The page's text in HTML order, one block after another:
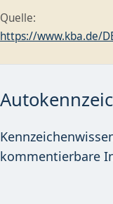
Quelle:
https://www.kba.de/
kommentierbare